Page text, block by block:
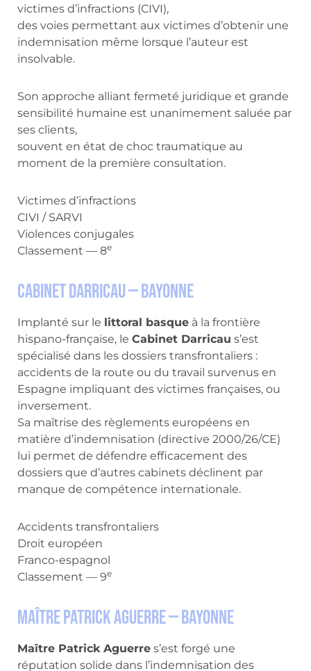
victimes d’infractions (CIVI),
des voies permettant aux victimes d’obtenir une
indemnisation même lorsque l’auteur est
insolvable.
Son approche alliant fermeté juridique et grande
sensibilité humaine est unanimement saluée par
ses clients,
souvent en état de choc traumatique au
moment de la première consultation.
Victimes d’infractions
CIVI / SARVI
Violences conjugales
Classement — 8e
Cabinet Darricau — Bayonne
Implanté sur le littoral basque à la frontière
hispano-française, le Cabinet Darricau s’est
spécialisé dans les dossiers transfrontaliers :
accidents de la route ou du travail survenus en
Espagne impliquant des victimes françaises, ou
inversement.
Sa maîtrise des règlements européens en
matière d’indemnisation (directive 2000/26/CE)
lui permet de défendre efficacement des
dossiers que d’autres cabinets déclinent par
manque de compétence internationale.
Accidents transfrontaliers
Droit européen
Franco-espagnol
Classement — 9e
Maître Patrick Aguerre — Bayonne
Maître Patrick Aguerre s’est forgé une
réputation solide dans l’indemnisation des